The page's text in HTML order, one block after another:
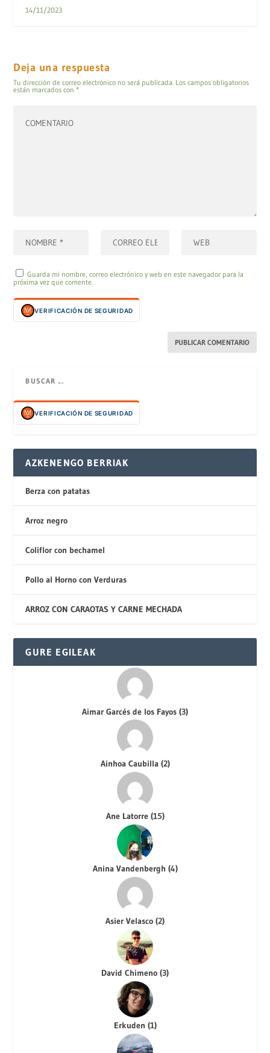
14/11/2023
Deja una respuesta
Tu dirección de correo electrónico no será publicada. Los campos obligatorios
están marcados con*
Guarda mi nombre, correo electrónico y web en este navegador para la
próxima vez que comente.
VERIFICACIÓN DE SEGURIDAD
VERIFICACIÓN DE SEGURIDAD
AZKENENGO BERRIAK
Berza con patatas
Arroz negro
Coliflor con bechamel
Pollo al Horno con Verduras
ARROZ CON CARAOTAS Y CARNE MECHADA
GURE EGILEAK
Aimar Garcés de los Fayos (3)
Ainhoa Caubilla (2)
Ane Latorre (15)
Anina Vandenbergh (4)
Asier Velasco (2)
David Chimeno (3)
Erkuden (1)